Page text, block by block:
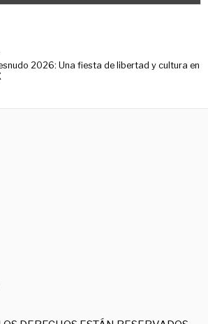
2026: Una fiesta de libertad y cultura en